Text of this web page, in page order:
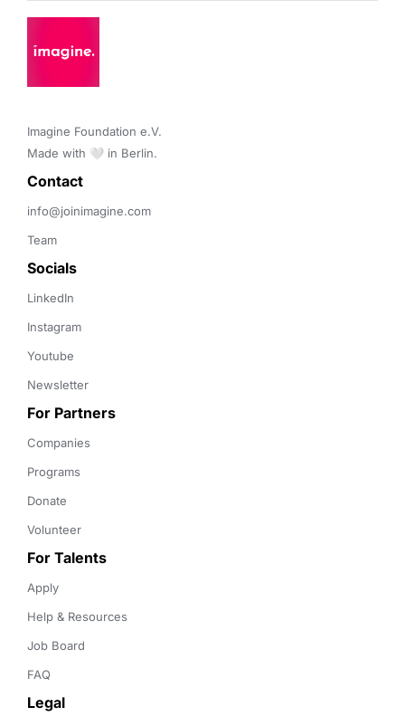
Imagine Foundation e.V.
Made with 🤍 in Berlin.
Contact
info@joinimagine.com
Team
Socials
LinkedIn
Instagram
Youtube
Newsletter
For Partners
Companies
Programs
Donate
Volunteer
For Talents
Apply
Help & Resources
Job Board
FAQ
Legal